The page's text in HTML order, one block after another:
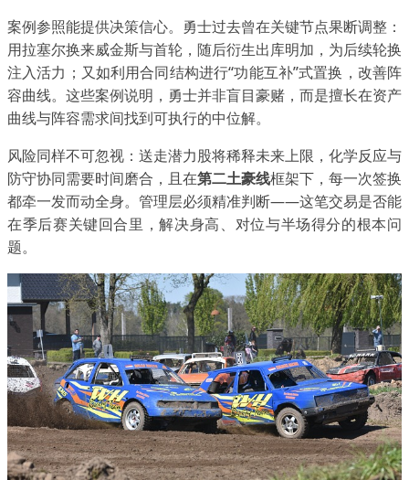
案例参照能提供决策信心。勇士过去曾在关键节点果断调整：
用拉塞尔换来威金斯与首轮，随后衍生出库明加，为后续轮换
注入活力；又如利用合同结构进行“功能互补”式置换，改善阵
容曲线。这些案例说明，勇士并非盲目豪赌，而是擅长在资产
曲线与阵容需求间找到可执行的中位解。
风险同样不可忽视：送走潜力股将稀释未来上限，化学反应与
防守协同需要时间磨合，且在第二土豪线框架下，每一次签换
都牵一发而动全身。管理层必须精准判断——这笔交易是否能
在季后赛关键回合里，解决身高、对位与半场得分的根本问
题。